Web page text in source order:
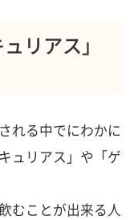
リアス」
れる中でにわかに
ュリアス」や「ゲ
むことが出来る人